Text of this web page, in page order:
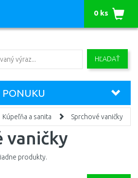
HĽADAŤ
0 ks
Kúpeľňa a sanita Sprchové vaničky
vaničky
produkty.